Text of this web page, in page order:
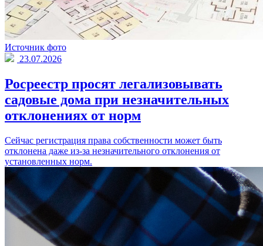
Источник фото
23.07.2026
Росреестр просят легализовывать
садовые дома при незначительных
отклонениях от норм
Сейчас регистрация права собственности может быть
отклонена даже из-за незначительного отклонения от
установленных норм.